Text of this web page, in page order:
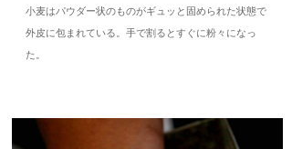
小麦はパウダー状のものがギュッと固められた状態で
外皮に包まれている。手で割るとすぐに粉々になっ
た。